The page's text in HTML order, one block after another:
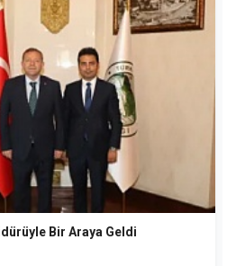
Bir Araya Geldi